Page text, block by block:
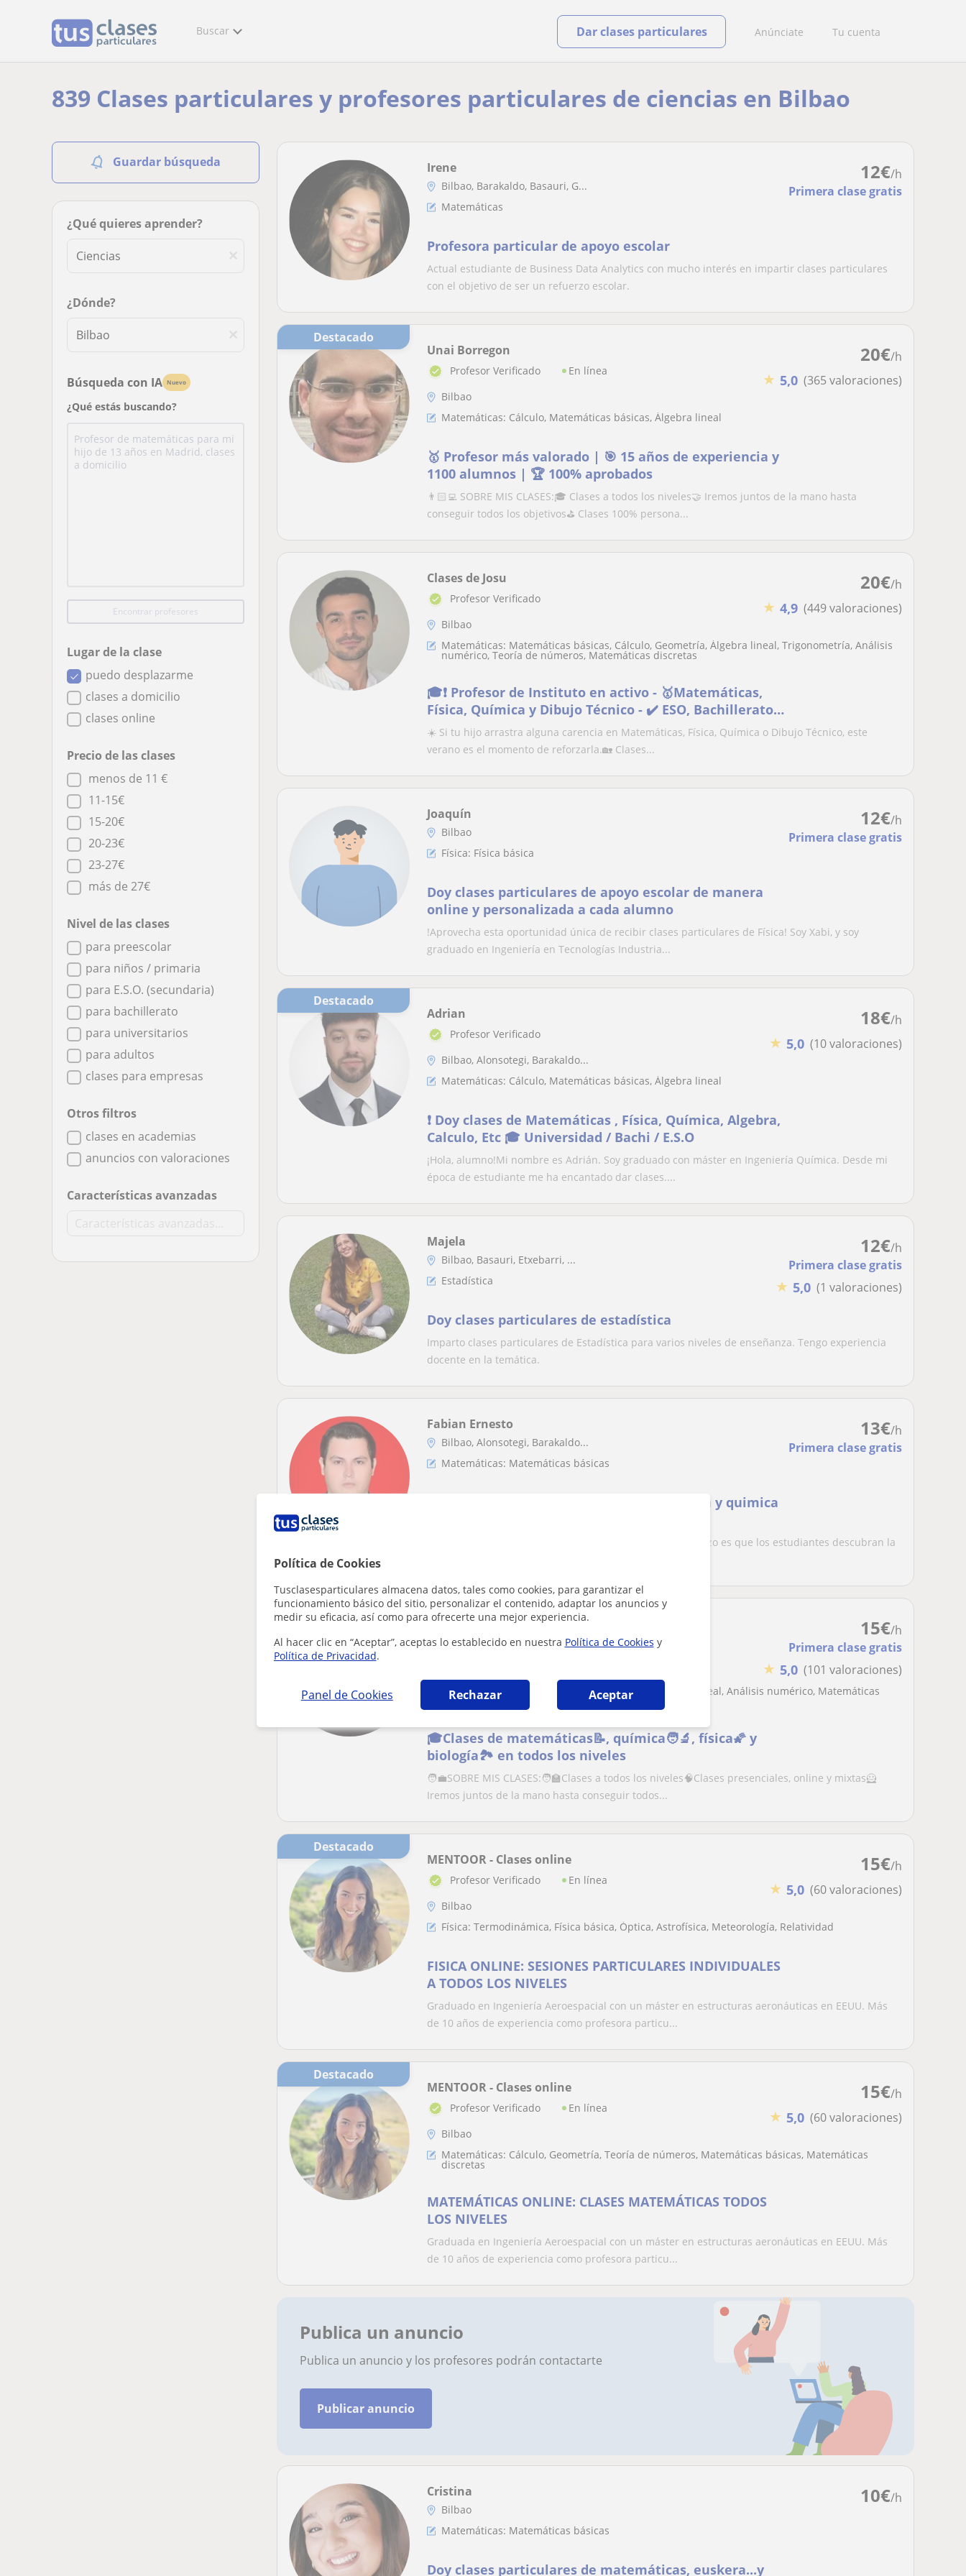
Política de Cookies
Tusclasesparticulares almacena datos, tales como cookies, para garantizar el
funcionamiento básico del sitio, personalizar el contenido, adaptar los anuncios y
medir su eficacia, así como para ofrecerte una mejor experiencia.
Al hacer clic en “Aceptar”, aceptas lo establecido en nuestra Política de Cookies y
Política de Privacidad.
Panel de Cookies Rechazar Aceptar
Buscar Anúnciate Tu cuenta
Dar clases particulares
839 Clases particulares y profesores particulares de ciencias en Bilbao
Guardar búsqueda
¿Qué quieres aprender?
¿Dónde?
Búsqueda con IA Nuevo
¿Qué estás buscando?
Encontrar profesores
Lugar de la clase
puedo desplazarme
clases a domicilio
clases online
Precio de las clases
menos de 11 €
11-15€
15-20€
20-23€
23-27€
más de 27€
Nivel de las clases
para preescolar
para niños / primaria
para E.S.O. (secundaria)
para bachillerato
para universitarios
para adultos
clases para empresas
Otros filtros
clases en academias
anuncios con valoraciones
Características avanzadas
12€/h
Primera clase gratis
Irene
Bilbao, Barakaldo, Basauri, G...
Matemáticas
Profesora particular de apoyo escolar
Actual estudiante de Business Data Analytics con mucho interés en impartir clases particulares
con el objetivo de ser un refuerzo escolar.
Destacado
20€/h
★ 5,0 (365 valoraciones)
Unai Borregon
Profesor Verificado
En línea
Bilbao
Matemáticas: Cálculo, Matemáticas básicas, Álgebra lineal
🥇 Profesor más valorado | 🎯 15 años de experiencia y
1100 alumnos | 🏆 100% aprobados
👨🏻‍💻 SOBRE MIS CLASES:🎓 Clases a todos los niveles🤝 Iremos juntos de la mano hasta
conseguir todos los objetivos⛳️ Clases 100% persona...
20€/h
★ 4,9 (449 valoraciones)
Clases de Josu
Profesor Verificado
Bilbao
Matemáticas: Matemáticas básicas, Cálculo, Geometría, Álgebra lineal, Trigonometría, Análisis
numérico, Teoría de números, Matemáticas discretas
🎓❗ Profesor de Instituto en activo - 🥇Matemáticas,
Física, Química y Dibujo Técnico - ✔️ ESO, Bachilleratos
y Universidad
☀️ Si tu hijo arrastra alguna carencia en Matemáticas, Física, Química o Dibujo Técnico, este
verano es el momento de reforzarla.🏡 Clases...
12€/h
Primera clase gratis
Joaquín
Bilbao
Física: Física básica
Doy clases particulares de apoyo escolar de manera
online y personalizada a cada alumno
!Aprovecha esta oportunidad única de recibir clases particulares de Física! Soy Xabi, y soy
graduado en Ingeniería en Tecnologías Industria...
Destacado
18€/h
★ 5,0 (10 valoraciones)
Adrian
Profesor Verificado
Bilbao, Alonsotegi, Barakaldo...
Matemáticas: Cálculo, Matemáticas básicas, Álgebra lineal
❗ Doy clases de Matemáticas , Física, Química, Algebra,
Calculo, Etc 🎓 Universidad / Bachi / E.S.O
¡Hola, alumno!Mi nombre es Adrián. Soy graduado con máster en Ingeniería Química. Desde mi
época de estudiante me ha encantado dar clases....
12€/h
Primera clase gratis
★ 5,0 (1 valoraciones)
Majela
Bilbao, Basauri, Etxebarri, ...
Estadística
Doy clases particulares de estadística
Imparto clases particulares de Estadística para varios niveles de enseñanza. Tengo experiencia
docente en la temática.
13€/h
Primera clase gratis
Fabian Ernesto
Bilbao, Alonsotegi, Barakaldo...
Matemáticas: Matemáticas básicas
Ingeniero de 30 años da matemáticas, fisica y quimica
Ingeniero en Petroleo y gas de 30 años.El método que utilizo es que los estudiantes descubran la
Destacado
15€/h
Primera clase gratis
★ 5,0 (101 valoraciones)
Jhon
Profesor Verificado
En línea
Matemáticas: Matemáticas básicas, Cálculo, Álgebra lineal, Análisis numérico, Matemáticas
discretas
🎓Clases de matemáticas📝, química🧑‍🔬, física🌠 y
biología🏞️ en todos los niveles
🧑‍💼SOBRE MIS CLASES:🧑‍🏫Clases a todos los niveles🧠Clases presenciales, online y mixtas🦸
Iremos juntos de la mano hasta conseguir todos...
Destacado
15€/h
★ 5,0 (60 valoraciones)
MENTOOR - Clases online
Profesor Verificado
En línea
Bilbao
Física: Termodinámica, Física básica, Óptica, Astrofísica, Meteorología, Relatividad
FISICA ONLINE: SESIONES PARTICULARES INDIVIDUALES
A TODOS LOS NIVELES
Graduado en Ingeniería Aeroespacial con un máster en estructuras aeronáuticas en EEUU. Más
de 10 años de experiencia como profesora particu...
Destacado
15€/h
★ 5,0 (60 valoraciones)
MENTOOR - Clases online
Profesor Verificado
En línea
Bilbao
Matemáticas: Cálculo, Geometría, Teoría de números, Matemáticas básicas, Matemáticas
discretas
MATEMÁTICAS ONLINE: CLASES MATEMÁTICAS TODOS
LOS NIVELES
Graduada en Ingeniería Aeroespacial con un máster en estructuras aeronáuticas en EEUU. Más
de 10 años de experiencia como profesora particu...
Publica un anuncio
Publica un anuncio y los profesores podrán contactarte
Publicar anuncio
10€/h
Cristina
Bilbao
Matemáticas: Matemáticas básicas
Doy clases particulares de matemáticas, euskera...y